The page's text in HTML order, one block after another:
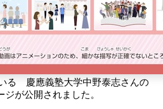
る 慶應義塾大学中野泰志さんの
ジが公開されました。